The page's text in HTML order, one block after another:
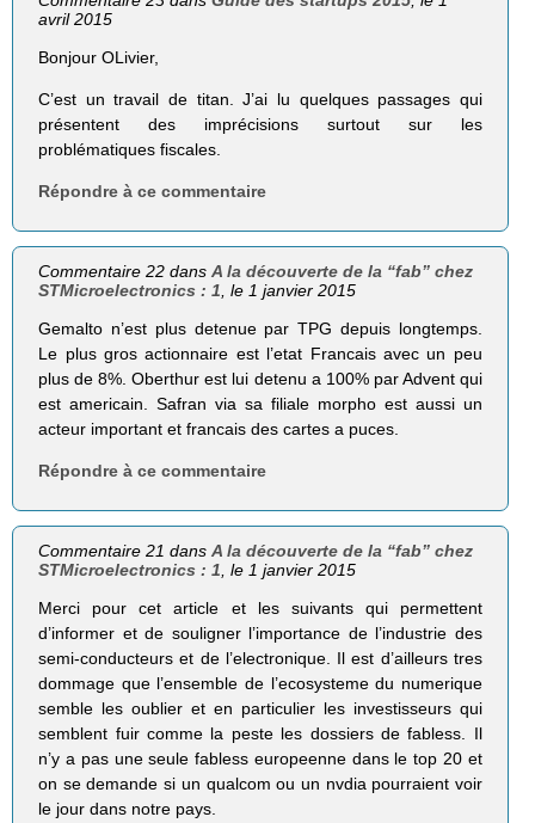
avril 2015
Bonjour OLivier,
C’est un travail de titan. J’ai lu quelques passages qui
présentent des imprécisions surtout sur les
problématiques fiscales.
Répondre à ce commentaire
Commentaire 22 dansA la découverte de la “fab” chez
STMicroelectronics : 1 , le 1 janvier 2015
Gemalto n’est plus detenue par TPG depuis longtemps.
Le plus gros actionnaire est l’etat Francais avec un peu
plus de 8%. Oberthur est lui detenu a 100% par Advent qui
est americain. Safran via sa filiale morpho est aussi un
acteur important et francais des cartes a puces.
Répondre à ce commentaire
Commentaire 21 dansA la découverte de la “fab” chez
STMicroelectronics : 1 , le 1 janvier 2015
Merci pour cet article et les suivants qui permettent
d’informer et de souligner l’importance de l’industrie des
semi-conducteurs et de l’electronique. Il est d’ailleurs tres
dommage que l’ensemble de l’ecosysteme du numerique
semble les oublier et en particulier les investisseurs qui
semblent fuir comme la peste les dossiers de fabless. Il
n’y a pas une seule fabless europeenne dans le top 20 et
on se demande si un qualcom ou un nvdia pourraient voir
le jour dans notre pays.